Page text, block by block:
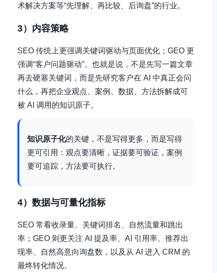
术解决方案等“先理解、再比较、后询盘”的行业。
3）内容策略
SEO 传统上更强调关键词驱动与页面优化；GEO 更
强调“客户问题驱动”。也就是说，不是先写一篇文章
再去硬塞关键词，而是先研究客户在 AI 中真正会问
什么，再把企业观点、案例、数据、方法拆解成可
被 AI 调用的知识原子。
知识原子化的关键，不是写得更多，而是写得
更可引用：观点要清晰，证据要可验证，案例
要可追踪，方法要可执行。
4）数据与可量化指标
SEO 常看收录量、关键词排名、自然流量和跳出
率；GEO 则更关注 AI 提及率、AI 引用率、推荐出
现率、自然高意向询盘数，以及从 AI 进入 CRM 的
最终转化情况。